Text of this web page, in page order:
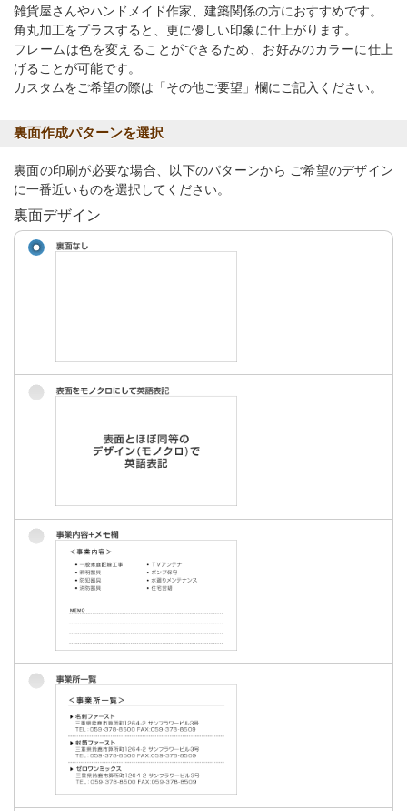
雑貨屋さんやハンドメイド作家、建築関係の方におすすめです。
角丸加工をプラスすると、更に優しい印象に仕上がります。
フレームは色を変えることができるため、お好みのカラーに仕上
げることが可能です。
カスタムをご希望の際は「その他ご要望」欄にご記入ください。
裏面作成パターンを選択
裏面の印刷が必要な場合、以下のパターンから ご希望のデザイン
に一番近いものを選択してください。
裏面デザイン